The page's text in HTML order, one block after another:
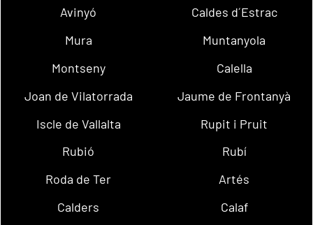
Avinyó
Caldes d´Estrac
Mura
Muntanyola
Montseny
Calella
Joan de Vilatorrada
Jaume de Frontanyà
Iscle de Vallalta
Rupit i Pruit
Rubió
Rubí
Roda de Ter
Artés
Calders
Calaf